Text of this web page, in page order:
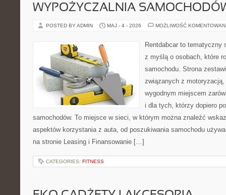
WYPOŻYCZALNIA
POSTED BY ADMIN MAJ - 4 - 2026 MOŻLIWOŚĆ
Rentdabcar to tematyczny
z myślą o osobach, które
samochodu. Strona
związanych z
wygodnym miejscem
i dla tych, którzy dopiero
samochodów. To miejsce w sieci, w którym można znaleźć
aspektów korzystania z auta, od poszukiwania samochodu
na stronie Leasing i Finansowanie […]
CATEGORIES: FITNESS